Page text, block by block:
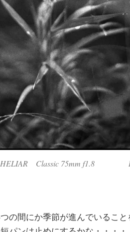
Classic 75mm f1.8
の間にか季節が進んでいること